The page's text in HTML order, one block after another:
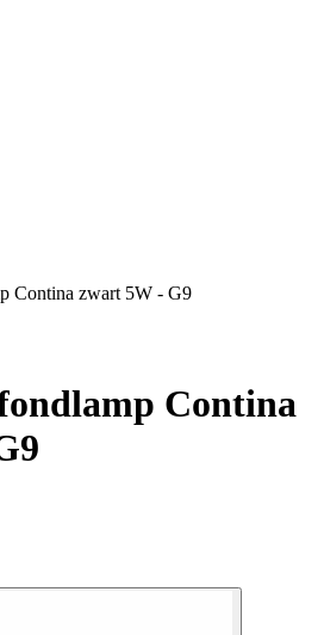
Contina zwart 5W - G9
Contina